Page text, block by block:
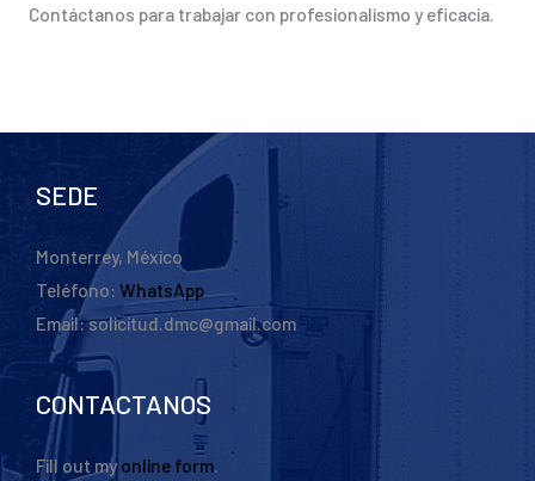
Contáctanos para trabajar con profesionalismo y eficacia.
SEDE
Monterrey, México
Teléfono: WhatsApp
Email: solicitud.dmc@gmail.com
CONTACTANOS
Fill out my online form.